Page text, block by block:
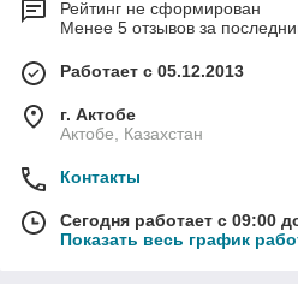
Рейтинг не сформирован
Менее 5 отзывов за
Работает с 05.12.2013
г. Актобе
Актобе, Казахстан
Контакты
Сегодня работает с 09:00
Показать весь график